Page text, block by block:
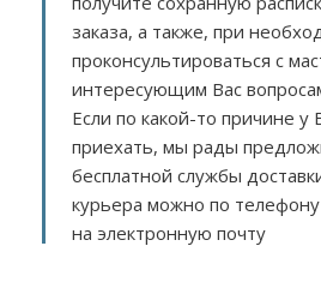
заказа, а также, при
проконсультироваться с
интересующим Вас
Если по какой-то причине у
приехать, мы рады
бесплатной службы
курьера можно по
на электронную почту